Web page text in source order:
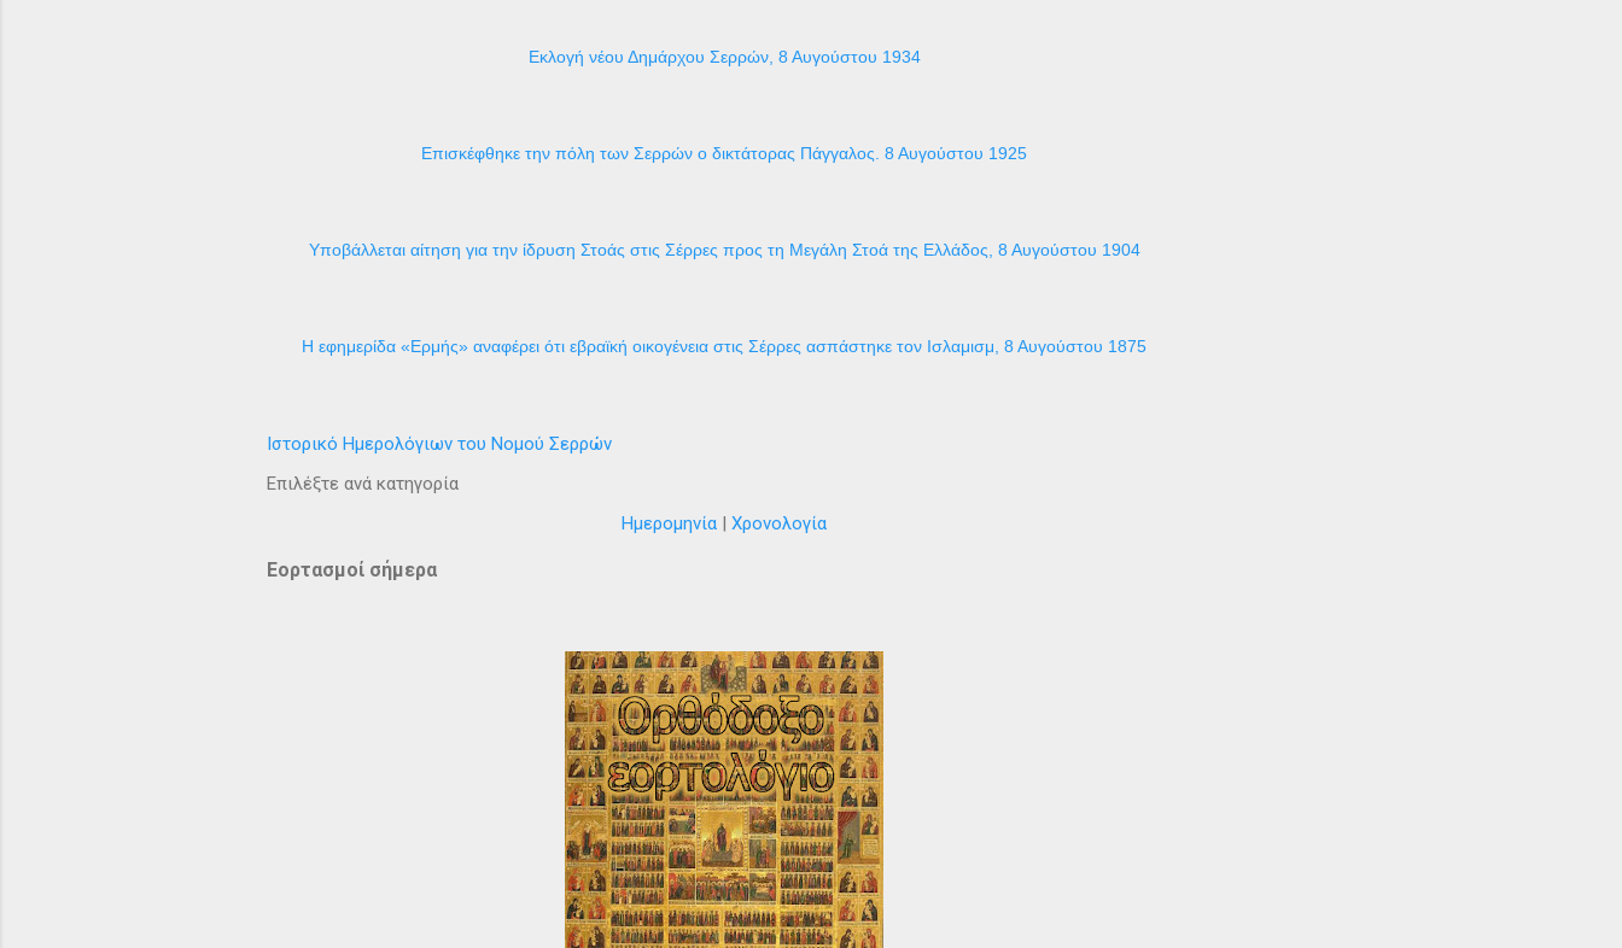
Εκλογή νέου Δημάρχου Σερρών, 8 Αυγούστου 1934
Επισκέφθηκε την πόλη των Σερρών ο δικτάτορας Πάγγαλος. 8 Αυγούστου 1925
Υποβάλλεται αίτηση για την ίδρυση Στοάς στις Σέρρες προς τη Μεγάλη Στοά της Ελλάδος, 8 Αυγούστου 1904
H εφημερίδα «Ερμής» αναφέρει ότι εβραϊκή οικογένεια στις Σέρρες ασπάστηκε τον Ισλαμισμ, 8 Αυγούστου 1875
Ιστορικό Ημερολόγιων του Νομού Σερρών
Επιλέξτε ανά κατηγορία
Ημερομηνία
Χρονολογία
Εορτασμοί σήμερα